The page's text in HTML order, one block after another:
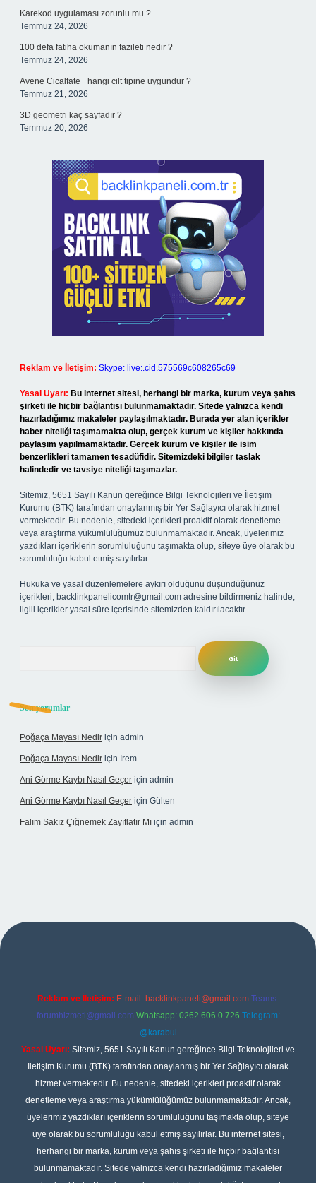
Karekod uygulaması zorunlu mu ?
Temmuz 24, 2026
100 defa fatiha okumanın fazileti nedir ?
Temmuz 24, 2026
Avene Cicalfate+ hangi cilt tipine uygundur ?
Temmuz 21, 2026
3D geometri kaç sayfadır ?
Temmuz 20, 2026
Reklam ve İletişim: Skype: live:.cid.575569c608265c69
Yasal Uyarı: Bu internet sitesi, herhangi bir marka, kurum veya şahıs
şirketi ile hiçbir bağlantısı bulunmamaktadır. Sitede yalnızca kendi
hazırladığımız makaleler paylaşılmaktadır. Burada yer alan içerikler
haber niteliği taşımamakta olup, gerçek kurum ve kişiler hakkında
paylaşım yapılmamaktadır. Gerçek kurum ve kişiler ile isim
benzerlikleri tamamen tesadüfidir. Sitemizdeki bilgiler taslak
halindedir ve tavsiye niteliği taşımazlar.
Sitemiz, 5651 Sayılı Kanun gereğince Bilgi Teknolojileri ve İletişim
Kurumu (BTK) tarafından onaylanmış bir Yer Sağlayıcı olarak hizmet
vermektedir. Bu nedenle, sitedeki içerikleri proaktif olarak denetleme
veya araştırma yükümlülüğümüz bulunmamaktadır. Ancak, üyelerimiz
yazdıkları içeriklerin sorumluluğunu taşımakta olup, siteye üye olarak bu
sorumluluğu kabul etmiş sayılırlar.
Hukuka ve yasal düzenlemelere aykırı olduğunu düşündüğünüz
içerikleri, backlinkpanelicomtr@gmail.com adresine bildirmeniz halinde,
ilgili içerikler yasal süre içerisinde sitemizden kaldırılacaktır.
Son yorumlar
Poğaça Mayası Nedir için admin
Poğaça Mayası Nedir için İrem
Ani Görme Kaybı Nasıl Geçer için admin
Ani Görme Kaybı Nasıl Geçer için Gülten
Falım Sakız Çiğnemek Zayıflatır Mı için admin
Reklam ve İletişim: E-mail: backlinkpaneli@gmail.com Teams:
forumhizmeti@gmail.com Whatsapp: 0262 606 0 726 Telegram:
@karabul
Yasal Uyarı: Sitemiz, 5651 Sayılı Kanun gereğince Bilgi Teknolojileri ve
İletişim Kurumu (BTK) tarafından onaylanmış bir Yer Sağlayıcı olarak
hizmet vermektedir. Bu nedenle, sitedeki içerikleri proaktif olarak
denetleme veya araştırma yükümlülüğümüz bulunmamaktadır. Ancak,
üyelerimiz yazdıkları içeriklerin sorumluluğunu taşımakta olup, siteye
üye olarak bu sorumluluğu kabul etmiş sayılırlar. Bu internet sitesi,
herhangi bir marka, kurum veya şahıs şirketi ile hiçbir bağlantısı
bulunmamaktadır. Sitede yalnızca kendi hazırladığımız makaleler